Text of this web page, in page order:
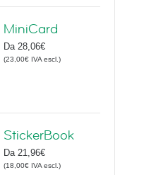
MiniCard
Da 28,06€
(23,00€ IVA escl. )
StickerBook
Da 21,96€
(18,00€ IVA escl. )